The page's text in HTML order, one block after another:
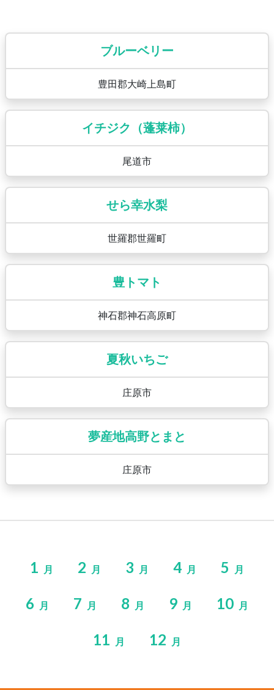
ブルーベリー
豊田郡大崎上島町
イチジク（蓬莱柿）
尾道市
せら幸水梨
世羅郡世羅町
豊トマト
神石郡神石高原町
夏秋いちご
庄原市
夢産地高野とまと
庄原市
1 月 2 月 3 月 4 月 5 月
6 月 7 月 8 月 9 月 10 月
11 月 12 月